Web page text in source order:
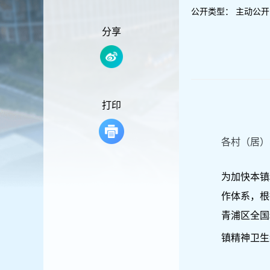
分享
打印
公开类型： 主动公开
各村（居
为加快本
作体系，
青浦区全
镇精神卫